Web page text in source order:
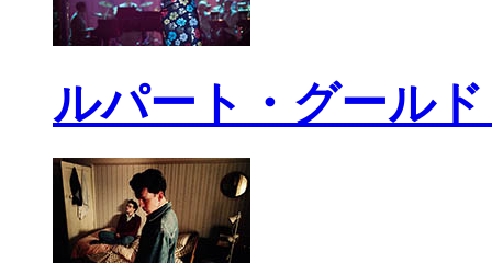
ルパート・グール